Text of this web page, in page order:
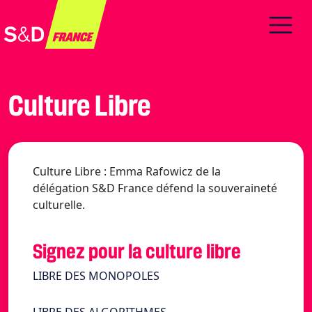
Culture Libre
Culture Libre : Emma Rafowicz de la
délégation S&D France défend la souveraineté
culturelle.
Signez pour la culture libre
LIBRE DES MONOPOLES